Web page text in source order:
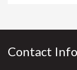
Contact